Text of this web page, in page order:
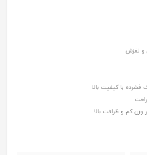
و لغزش
با کیفیت بالا
وزن کم و ظرافت بالا